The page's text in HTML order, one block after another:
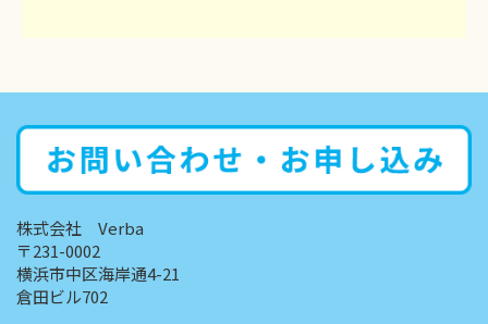
株式会社 Verba
〒231-0002
横浜市中区海岸通4-21
倉田ビル702